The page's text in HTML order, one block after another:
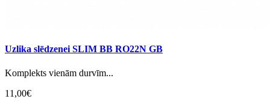
Uzlika slēdzenei SLIM BB RO22N GB
Komplekts vienām durvīm...
11,00€